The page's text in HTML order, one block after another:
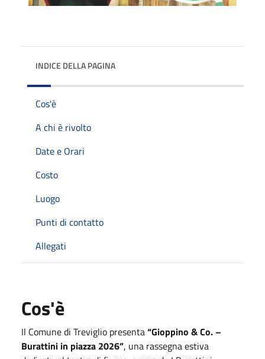
INDICE DELLA PAGINA
Cos'è
A chi è rivolto
Date e Orari
Costo
Luogo
Punti di contatto
Allegati
Cos'è
Il Comune di Treviglio presenta“Gioppino & Co. –
Burattini in piazza 2026”, una rassegna estiva